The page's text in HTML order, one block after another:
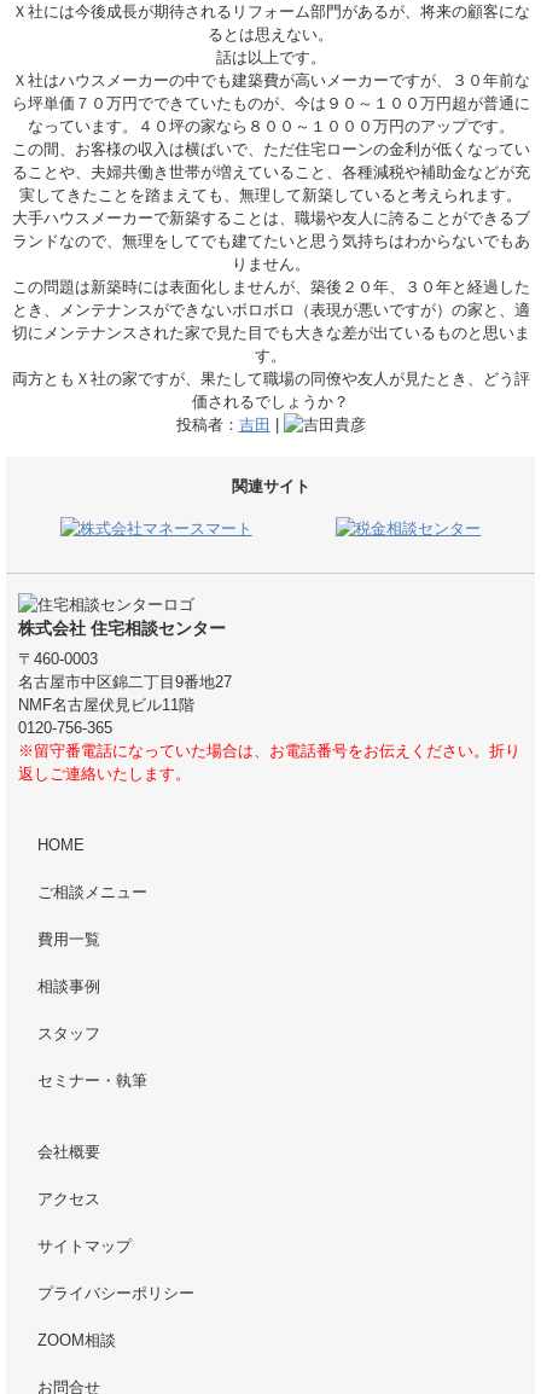
Ｘ社には今後成長が期待されるリフォーム部門があるが、将来の顧客にな
るとは思えない。
話は以上です。
Ｘ社はハウスメーカーの中でも建築費が高いメーカーですが、３０年前な
ら坪単価７０万円でできていたものが、今は９０～１００万円超が普通に
なっています。４０坪の家なら８００～１０００万円のアップです。
この間、お客様の収入は横ばいで、ただ住宅ローンの金利が低くなってい
ることや、夫婦共働き世帯が増えていること、各種減税や補助金などが充
実してきたことを踏まえても、無理して新築していると考えられます。
大手ハウスメーカーで新築することは、職場や友人に誇ることができるブ
ランドなので、無理をしてでも建てたいと思う気持ちはわからないでもあ
りません。
この問題は新築時には表面化しませんが、築後２０年、３０年と経過した
とき、メンテナンスができないボロボロ（表現が悪いですが）の家と、適
切にメンテナンスされた家で見た目でも大きな差が出ているものと思いま
す。
両方ともＸ社の家ですが、果たして職場の同僚や友人が見たとき、どう評
価されるでしょうか？
投稿者： 吉田
関連サイト
株式会社 住宅相談センター
〒460-0003
名古屋市中区錦二丁目9番地27
NMF名古屋伏見ビル11階
0120-756-365
※留守番電話になっていた場合は、お電話番号をお伝えください。折り
返しご連絡いたします。
HOME
ご相談メニュー
費用一覧
相談事例
スタッフ
セミナー・執筆
会社概要
アクセス
サイトマップ
プライバシーポリシー
ZOOM相談
お問合せ